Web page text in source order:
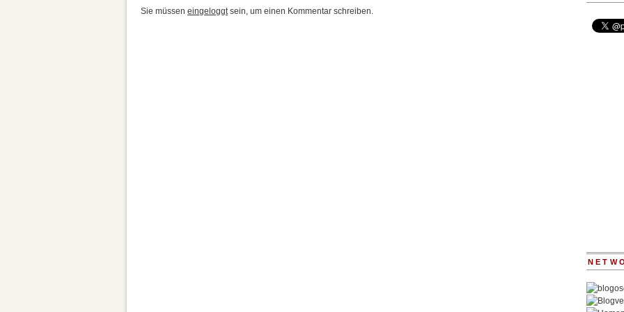
Sie müssen eingeloggtsein, um einen Kommentar schreiben.